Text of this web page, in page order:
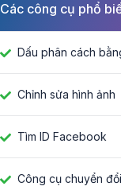
Các công cụ phổ
Chỉnh sửa hình ảnh
Tìm ID Facebook
Công cụ chuyển